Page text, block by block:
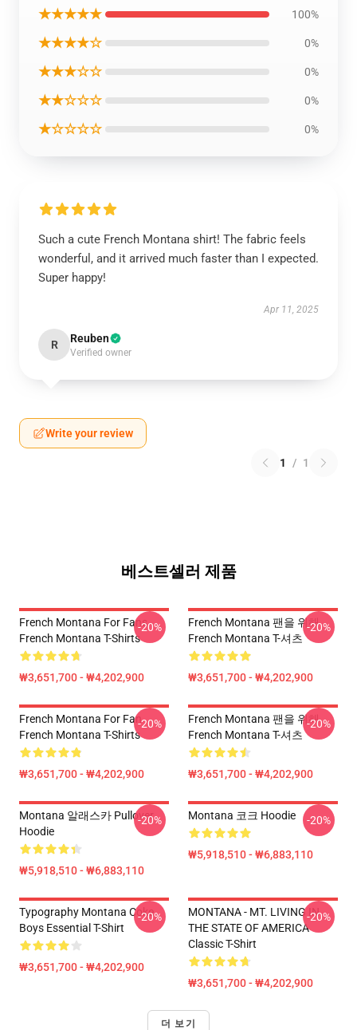
★★★★★ 100%
★★★★☆ 0%
★★★☆☆ 0%
★★☆☆☆ 0%
★☆☆☆☆ 0%
Such a cute French Montana shirt! The fabric feels
wonderful, and it arrived much faster than I expected.
Super happy!
Apr 11, 2025
R Reuben
Verified owner
Write your review
1 / 1
베스트셀러 제품
French Montana For Fans
French Montana T-Shirts
₩3,651,700 - ₩4,202,900
-20%
French Montana 팬을 위해
French Montana T-셔츠
₩3,651,700 - ₩4,202,900
-20%
French Montana For Fan
French Montana T-Shirts
₩3,651,700 - ₩4,202,900
-20%
French Montana 팬을 위해
French Montana T-셔츠
₩3,651,700 - ₩4,202,900
-20%
Montana 알래스카 Pullover
Hoodie
₩5,918,510 - ₩6,883,110
-20% Montana 코크 Hoodie
₩5,918,510 - ₩6,883,110
-20%
Typography Montana Coke
Boys Essential T-Shirt
₩3,651,700 - ₩4,202,900
-20%
MONTANA - MT. LIVING IN
THE STATE OF AMERICA
Classic T-Shirt
₩3,651,700 - ₩4,202,900
-20%
더 보기